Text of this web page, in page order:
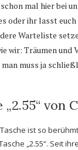
mal hier bei
oder ihr lasst
Warteliste
wir: Träumen und
muss ja
„2.55“ von
ist so
„2.55“. Seit